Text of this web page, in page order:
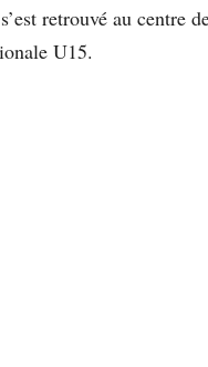
retrouvé au centre
U15.